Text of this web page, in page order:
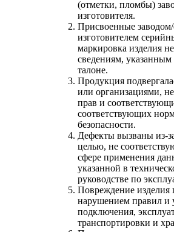
(отметки, пломбы)
изготовителя.
Присвоенные
изготовителем
маркировка изделия
сведениям,
талоне.
Продукция
или организациями,
прав и
соответствующих
безопасности.
Дефекты вызваны из-
целью, не
сфере применения
указанной в
руководстве по
Повреждение изделия
нарушением правил и
подключения,
транспортировки и